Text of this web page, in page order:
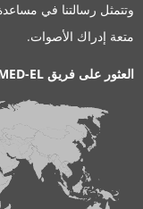
وتتمثل رسالتنا في
متعة إدراك الأصوات.
العثور على فريق MED-EL المحلي